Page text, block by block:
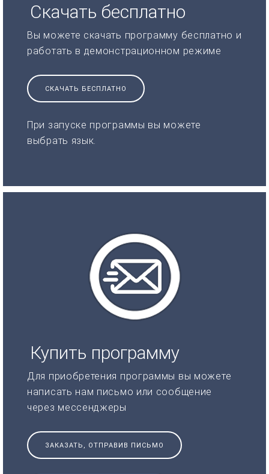
Скачать бесплатно
Вы можете скачать программу бесплатно и
работать в демонстрационном режиме
СКАЧАТЬ БЕСПЛАТНО
При запуске программы вы можете
выбрать язык.
Купить программу
Для приобретения программы вы можете
написать нам письмо или сообщение
через мессенджеры
ЗАКАЗАТЬ, ОТПРАВИВ ПИСЬМО